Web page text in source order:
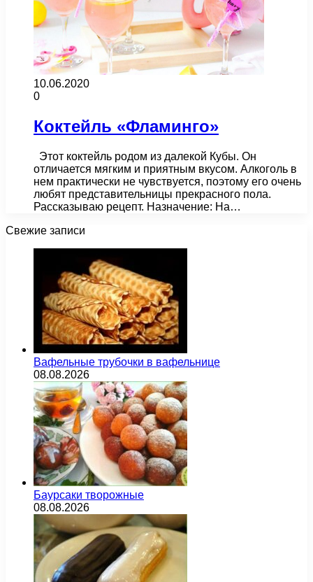
10.06.2020
0
Коктейль «Фламинго»
Этот коктейль родом из далекой Кубы. Он
отличается мягким и приятным вкусом. Алкоголь в
нем практически не чувствуется, поэтому его очень
любят представительницы прекрасного пола.
Рассказываю рецепт. Назначение: На…
Свежие записи
Вафельные трубочки в вафельнице
08.08.2026
Баурсаки творожные
08.08.2026